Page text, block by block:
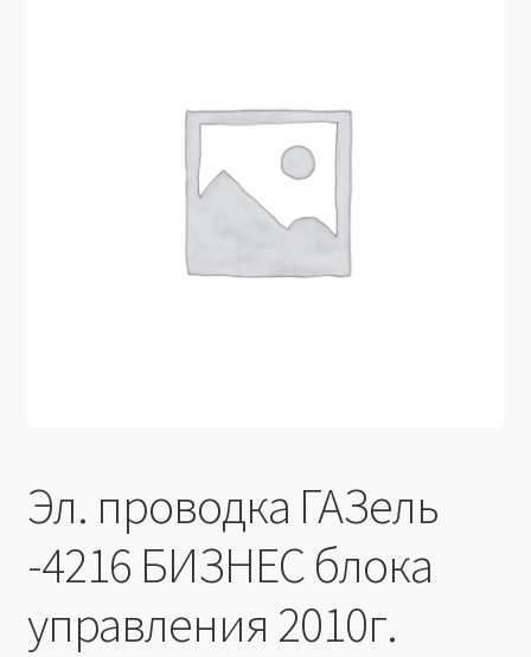
Юридические данные
Эл. проводка ГАЗель
-4216 БИЗНЕС блока
управления 2010г.